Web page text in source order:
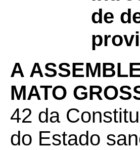
de
A
MATO
42 da
do Estado